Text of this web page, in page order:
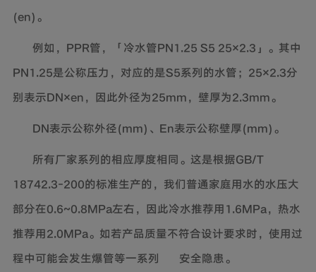
(en)。
例如，PPR管，「冷水管PN1.25 S5 25×2.3」。其中
PN1.25是公称压力，对应的是S5系列的水管；25×2.3分
别表示DN×en，因此外径为25mm，壁厚为2.3mm。
DN表示公称外径(mm)、En表示公称壁厚(mm)。
所有厂家系列的相应厚度相同。这是根据GB/T
18742.3-200的标准生产的，我们普通家庭用水的水压大
部分在0.6~0.8MPa左右，因此冷水推荐用1.6MPa，热水
推荐用2.0MPa。如若产品质量不符合设计要求时，使用过
程中可能会发生爆管等一系列
安全隐患。